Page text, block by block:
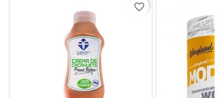
favorite_border